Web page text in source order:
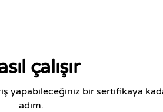
çalışır
yapabileceğiniz bir sertifikaya
adım.